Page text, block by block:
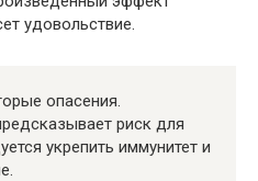
удовольствие.
опасения.
риск для
укрепить иммунитет и